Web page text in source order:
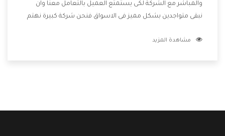
والمباشر مع الشركة لكى يستمتع العميل بالتعامل معنا وان
نبقى متواجدين بشكل مميز فى الاسواق فنحن شركة كبيرة نهتم
الشركة بها والتى تكون منها خدمة الصيانة التى تكون من أهم
مشاهدة المزيد